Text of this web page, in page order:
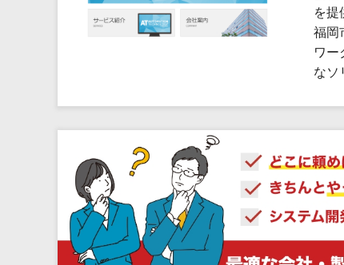
マーケティング
ゲーム
を提
福岡
ワー
なソ